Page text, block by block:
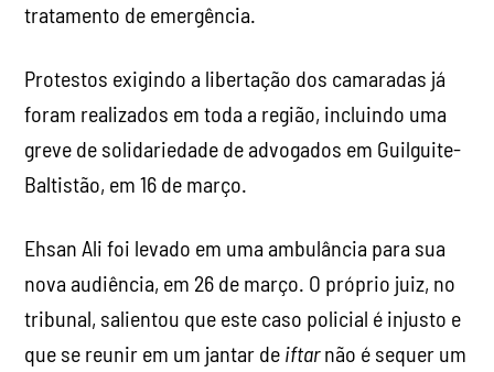
tratamento de emergência.
Protestos exigindo a libertação dos camaradas já
foram realizados em toda a região, incluindo uma
greve de solidariedade de advogados em Guilguite-
Baltistão, em 16 de março.
Ehsan Ali foi levado em uma ambulância para sua
nova audiência, em 26 de março. O próprio juiz, no
tribunal, salientou que este caso policial é injusto e
que se reunir em um jantar de iftarnão é sequer um